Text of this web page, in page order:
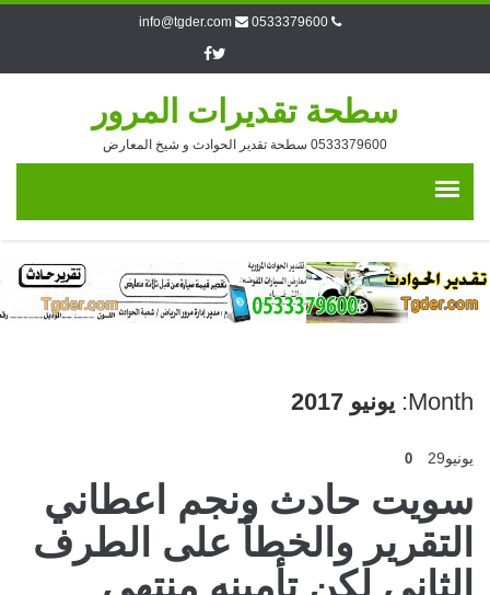
0533379600
info@tgder.com
سطحة تقديرات المرور
0533379600 سطحة تقدير الحوادث و شيخ المعارض
Month: يونيو 2017
يونيو29
0
سويت حادث ونجم اعطاني
التقرير والخطأ على الطرف
الثاني لكن تأمينه منتهي